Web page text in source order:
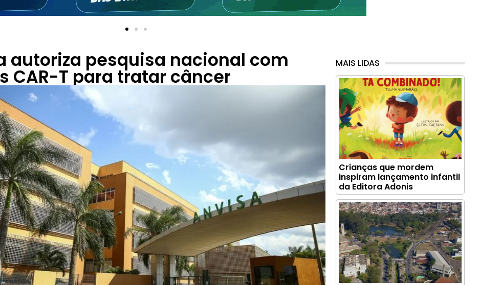
autoriza pesquisa nacional com
CAR-T para tratar câncer
MAIS LIDAS
Crianças que mordem
inspiram lançamento infantil
da Editora Adonis